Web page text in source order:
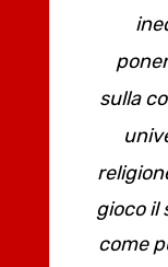
sulla
gioco il
come